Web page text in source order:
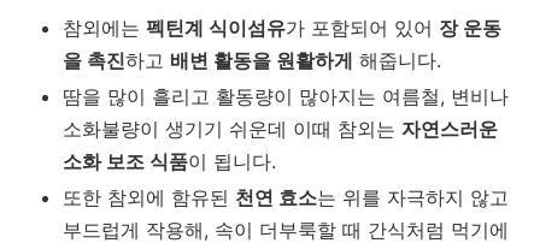
참외에는 펙틴계 식이섬유가 포함되어 있어 장 운동
을 촉진하고 배변 활동을 원활하게 해줍니다.
땀을 많이 흘리고 활동량이 많아지는 여름철, 변비나
소화불량이 생기기 쉬운데 이때 참외는 자연스러운
소화 보조 식품이 됩니다.
또한 참외에 함유된 천연 효소는 위를 자극하지 않고
부드럽게 작용해, 속이 더부룩할 때 간식처럼 먹기에